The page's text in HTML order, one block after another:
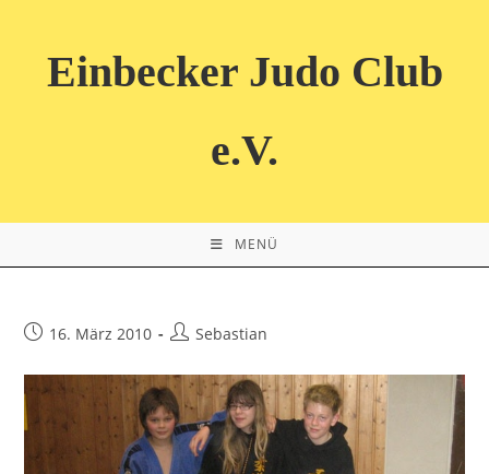
springenEinbecker Judo Club
e.V.
MENÜ
Beitrag16. März 2010
Beitrags-
Sebastian